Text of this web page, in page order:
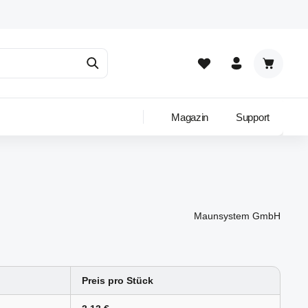
Magazin Support
Maunsystem GmbH
Preis pro Stück